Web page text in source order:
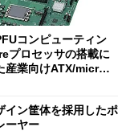
コンピューティン
プロセッサの搭載に
産業向けATX/micro
イン筐体を採用したポ
ーヤー